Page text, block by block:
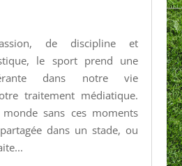
de discipline et
le sport prend une
dans notre vie
traitement médiatique.
sans ces moments
dans un stade, ou